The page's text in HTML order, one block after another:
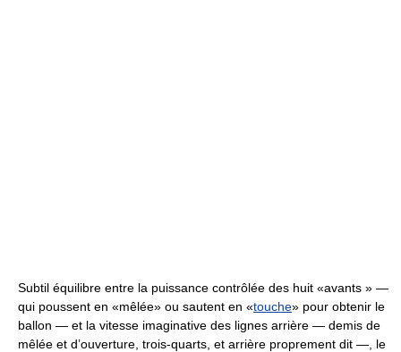
Subtil équilibre entre la puissance contrôlée des huit «avants » —
qui poussent en «mêlée» ou sautent en «touche» pour obtenir le
ballon — et la vitesse imaginative des lignes arrière — demis de
mêlée et d’ouverture, trois-quarts, et arrière proprement dit —, le